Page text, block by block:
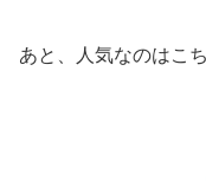
あと、人気なのはこ